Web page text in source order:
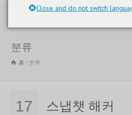
왓츠앱 전용:
분류
홈 분류
17 스냅챗 해커
Close and do not switch